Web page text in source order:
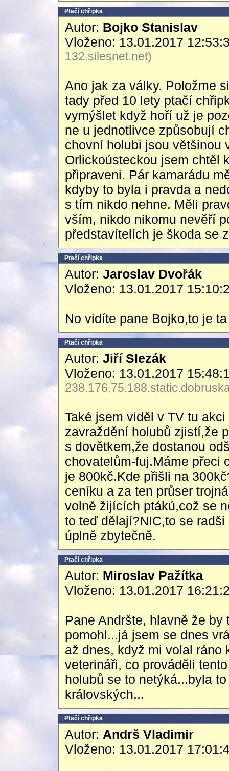
Ptačí chřipka
Autor: Bojko Stanislav
Vloženo: 13.01.2017
132.silesnet.net)
Ano jak za války. Položme
tady před 10 lety ptačí
vymýšlet když hoří už je
ne u jednotlivce způsobují
chovní holubi jsou většinou
Orlickoústeckou jsem chtěl
připraveni. Pár kamarádu
kdyby to byla i pravda a
s tím nikdo nehne. Měli
vším, nikdo nikomu nevěří
představítelích je škoda se
Ptačí chřipka
Autor: Jaroslav Dvořák
Vloženo: 13.01.2017
No vidíte pane Bojko,to je
Ptačí chřipka
Autor: Jiří Slezák
Vloženo: 13.01.2017
Také jsem viděl v TV tu
zavraždění holubů zjistí,že
s dovětkem,že dostanou
chovatelům-fuj.Máme přeci
je 800kč.Kde přišli na
ceníku a za ten průser
volně žijících ptákú,což se
to teď dělají?NIC,to se
úplně zbytečně.
Ptačí chřipka
Autor: Miroslav Pažítka
Vloženo: 13.01.2017
Pane Andršte, hlavně že
pomohl...já jsem se dnes
až dnes, když mi volal ráno
veterináři, co prováděli
holubů se to netýká...byla
královských...
Ptačí chřipka
Autor: Andrš Vladimir
Vloženo: 13.01.2017